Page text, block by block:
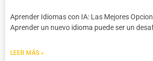
Aprender Idiomas con IA: Las Mejores
Aprender un nuevo idioma puede ser un
LEER MÁS »